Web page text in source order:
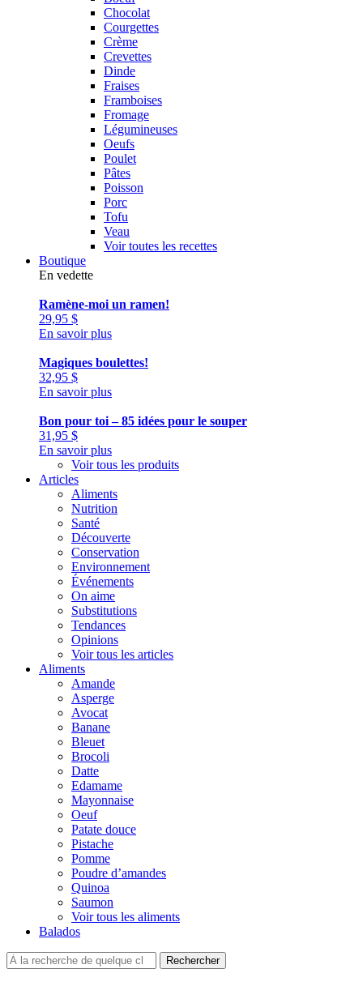
Chocolat
Courgettes
Crème
Crevettes
Dinde
Fraises
Framboises
Fromage
Légumineuses
Oeufs
Poulet
Pâtes
Poisson
Porc
Tofu
Veau
Voir toutes les recettes
Boutique
En vedette
Ramène-moi un ramen!
29,95 $
En savoir plus
Magiques boulettes!
32,95 $
En savoir plus
Bon pour toi – 85 idées pour le souper
31,95 $
En savoir plus
Voir tous les produits
Articles
Aliments
Nutrition
Santé
Découverte
Conservation
Environnement
Événements
On aime
Substitutions
Tendances
Opinions
Voir tous les articles
Aliments
Amande
Asperge
Avocat
Banane
Bleuet
Brocoli
Datte
Edamame
Mayonnaise
Oeuf
Patate douce
Pistache
Pomme
Poudre d’amandes
Quinoa
Saumon
Voir tous les aliments
Balados